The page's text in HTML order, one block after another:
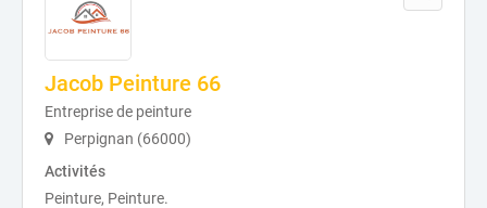
Jacob Peinture 66
Entreprise de peinture
Perpignan (66000)
Activités
Peinture, Peinture.